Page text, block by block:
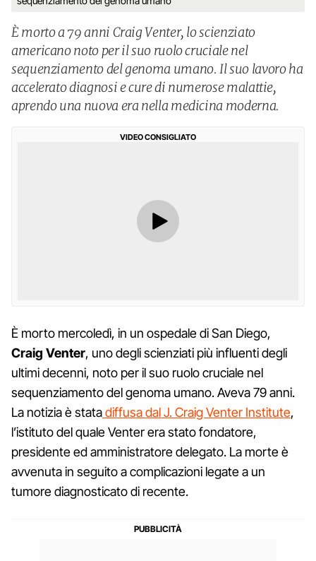
È morto a 79 anni Craig Venter, lo scienziato
americano noto per il suo ruolo cruciale nel
sequenziamento del genoma umano. Il suo lavoro ha
accelerato diagnosi e cure di numerose malattie,
aprendo una nuova era nella medicina moderna.
VIDEO CONSIGLIATO
È morto mercoledì, in un ospedale di San Diego,
Craig Venter, uno degli scienziati più influenti degli
ultimi decenni, noto per il suo ruolo cruciale nel
sequenziamento del genoma umano. Aveva 79 anni.
La notizia è statadiffusa dal J. Craig Venter Institute,
l’istituto del quale Venter era stato fondatore,
presidente ed amministratore delegato. La morte è
avvenuta in seguito a complicazioni legate a un
tumore diagnosticato di recente.